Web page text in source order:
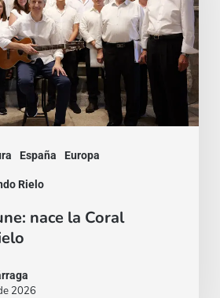
España Europa
Rielo
nace la Coral
2026